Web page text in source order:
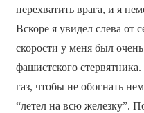
перехватить врага, и я
Вскоре я увидел слева от
скорости у меня был
фашистского
газ, чтобы не обогнать
“летел на всю железку”.